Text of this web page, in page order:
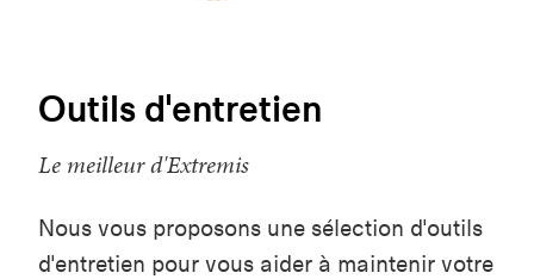
Outils d'entretien
Le meilleur d'Extremis
Nous vous proposons une sélection d'outils
d'entretien pour vous aider à maintenir votre